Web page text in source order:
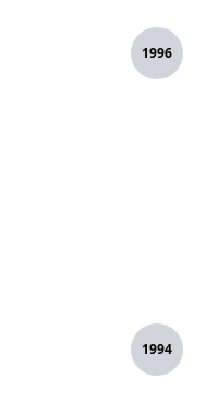
1996
1994